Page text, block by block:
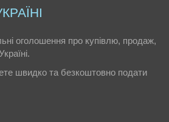
оголошення про купівлю, продаж,
швидко та безкоштовно подати